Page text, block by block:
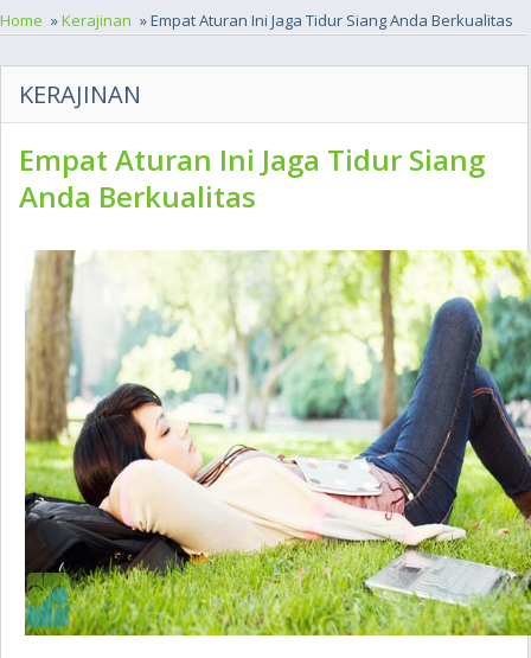
Home »Kerajinan » Empat Aturan Ini Jaga Tidur Siang Anda Berkualitas
KERAJINAN
Empat Aturan Ini Jaga Tidur Siang
Anda Berkualitas